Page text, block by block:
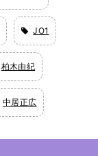
JO1
柏木由紀
中居正広